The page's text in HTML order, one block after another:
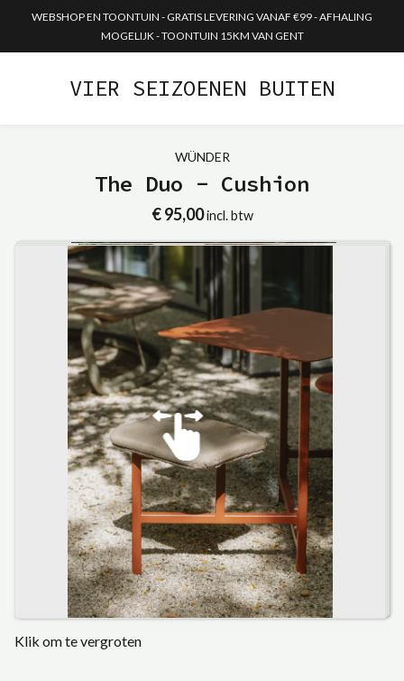
WEBSHOP EN TOONTUIN - GRATIS LEVERING VANAF €99 - AFHALING
MOGELIJK - TOONTUIN 15KM VAN GENT
VIER SEIZOENEN BUITEN
WÜNDER
The Duo - Cushion
€ 95,00incl. btw
Klik om te vergroten